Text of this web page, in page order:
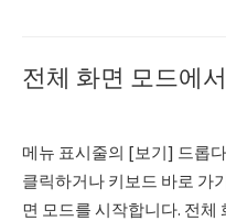
전체 화면 모드에
메뉴 표시줄의 [보기] 드롭
클릭하거나 키보드 바로 가
면 모드를 시작합니다. 전체